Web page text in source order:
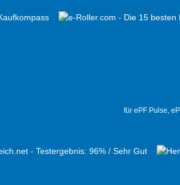
für ePF Pulse,